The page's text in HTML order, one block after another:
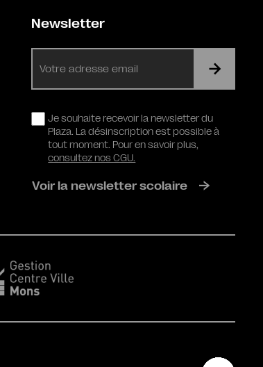
Newsletter
mail
RGPDJe souhaite recevoir la newsletter du
Plaza. La désinscription est possible à
tout moment. Pour en savoir plus,
consultez nos CGU.
Voir la newsletter scolaire